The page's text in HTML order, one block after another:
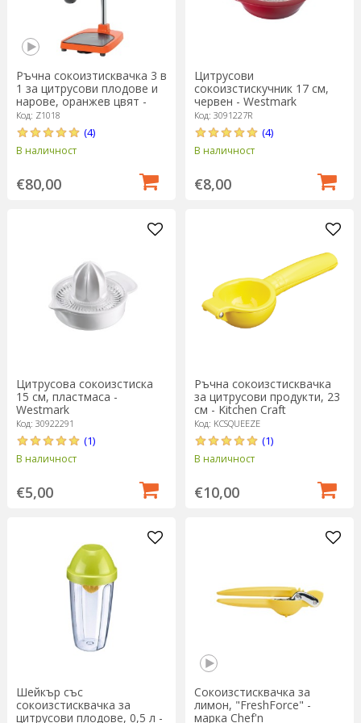
Ръчна сокоизтисквачка 3 в
1 за цитрусови плодове и
нарове, оранжев цвят -
Zokura
Код: Z1018
(4)
В наличност
€80,00
Цитрусови
сокоизстискучник 17 см,
червен - Westmark
Код: 3091227R
(4)
В наличност
€8,00
Цитрусова сокоизстиска
15 см, пластмаса -
Westmark
Код: 30922291
(1)
В наличност
€5,00
Ръчна сокоизстисквачка
за цитрусови продукти, 23
см - Kitchen Craft
Код: KCSQUEEZE
(1)
В наличност
€10,00
Шейкър със
сокоизстисквачка за
цитрусови плодове, 0,5 л -
Сокоизстисквачка за
лимон, "FreshForce" -
марка Chef'n